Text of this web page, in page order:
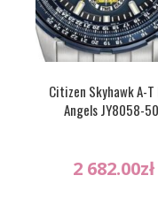
Citizen Skyhawk A-T
Angels JY8058-
2 682.00zł